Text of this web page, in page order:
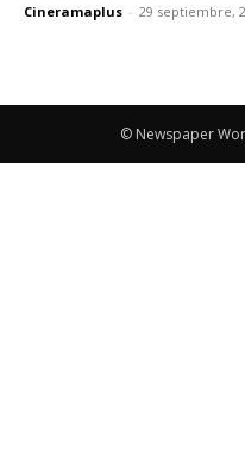
Cineramaplus - 29 septiembre,
© Newspaper